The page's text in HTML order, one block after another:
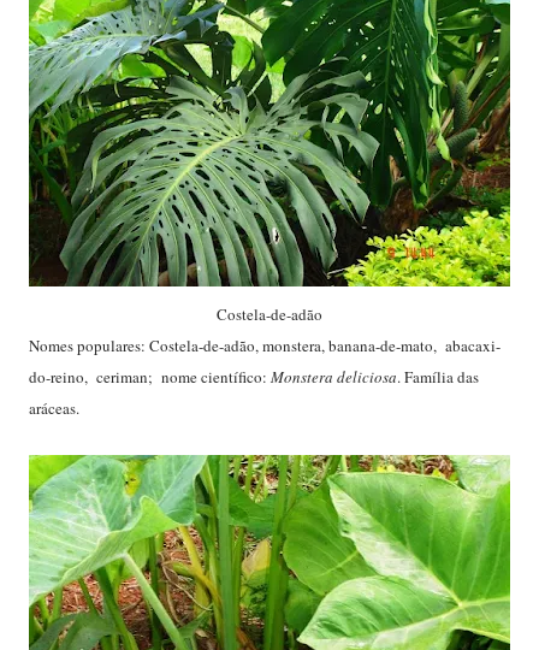
Costela-de-adão
Nomes populares: Costela-de-adão, monstera, banana-de-mato, abacaxi-
do-reino, ceriman; nome científico: Monstera deliciosa. Família das
aráceas.